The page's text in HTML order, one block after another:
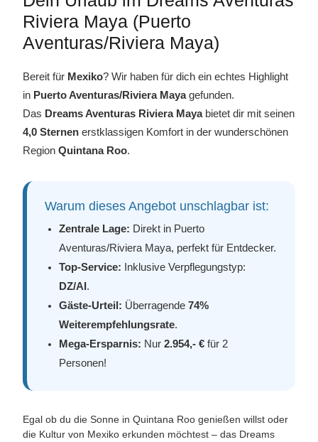
Riviera Maya (Puerto
Aventuras/Riviera Maya)
Bereit für Mexiko? Wir haben für dich ein echtes Highlight
in Puerto Aventuras/Riviera Mayagefunden.
Das Dreams Aventuras Riviera Mayabietet dir mit seinen
4,0 Sternen erstklassigen Komfort in der wunderschönen
Region Quintana Roo.
Warum dieses Angebot unschlagbar ist:
Zentrale Lage: Direkt in Puerto
Aventuras/Riviera Maya, perfekt für Entdecker.
Top-Service: Inklusive Verpflegungstyp:
DZ/AI .
Gäste-Urteil: Überragende 74%
Weiterempfehlungsrate.
Mega-Ersparnis: Nur 2.954,- € für 2
Personen!
Egal ob du die Sonne in Quintana Roo genießen willst oder
die Kultur von Mexiko erkunden möchtest – das Dreams